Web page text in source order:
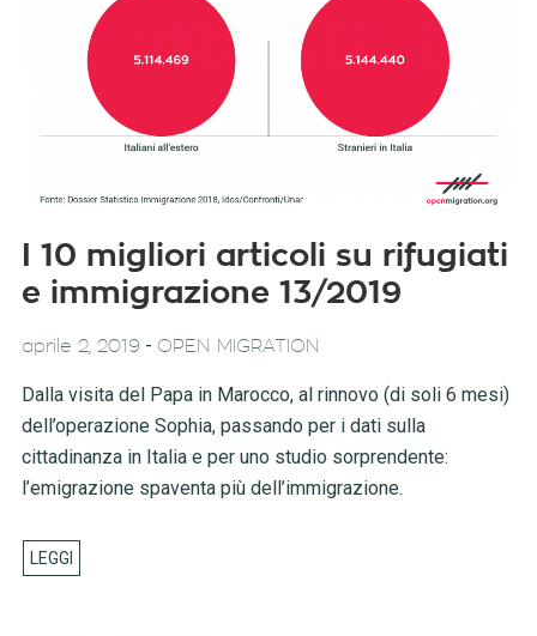
I 10 migliori articoli su rifugiati
e immigrazione 13/2019
aprile 2, 2019 - OPEN MIGRATION
Dalla visita del Papa in Marocco, al rinnovo (di soli 6 mesi)
dell’operazione Sophia, passando per i dati sulla
cittadinanza in Italia e per uno studio sorprendente:
l’emigrazione spaventa più dell’immigrazione.